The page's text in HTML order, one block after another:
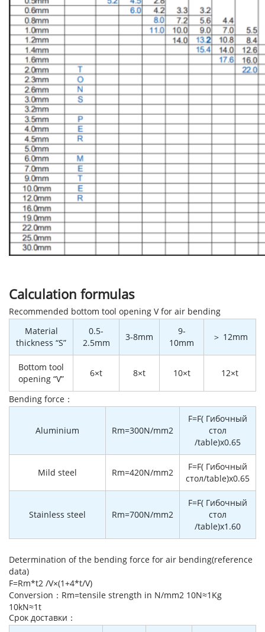
Calculation formulas
Recommended bottom tool opening V for air bending
Material
thickness “S”
0.5-
2.5mm
3-8mm
9-
10mm
＞ 12mm
Bottom tool
opening “V”
6×t 8×t 10×t 12×t
Bending force：
Aluminium Rm=300N/mm2
F=F( Гибочный
стол
/table)x0.65
Mild steel Rm=420N/mm2
F=F( Гибочный
стол/table)x0.65
Stainless steel Rm=700N/mm2
F=F( Гибочный
стол
/table)x1.60
Determination of the bending force for air bending(reference
data)
F=Rm*t2 /V×(1+4*t/V)
Conversion：Rm=tensile strength in N/mm2 10N≈1Kg
10kN≈1t
Cрок доставки：